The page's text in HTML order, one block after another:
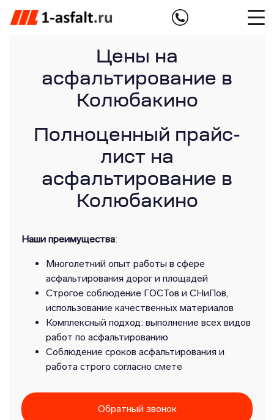
Цены на
асфальтирование в
Колюбакино
Полноценный прайс-
лист на
асфальтирование в
Колюбакино
Наши преимущества:
Многолетний опыт работы в сфере
асфальтирования дорог и площадей
Строгое соблюдение ГОСТов и СНиПов,
использование качественных материалов
Комплексный подход: выполнение всех видов
работ по асфальтированию
Соблюдение сроков асфальтирования и
работа строго согласно смете
Обратный звонок